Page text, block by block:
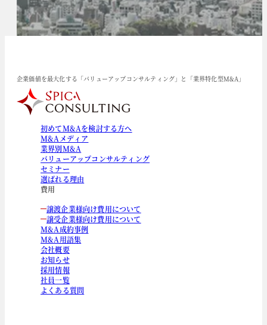
企業価値を最大化する「バリューアップコンサルティング」と「業界特化型M&A」
初めてM&Aを検討する方へ
M&Aメディア
業界別M&A
バリューアップコンサルティング
セミナー
選ばれる理由
費用
譲渡企業様向け費用について
譲受企業様向け費用について
M&A成約事例
M&A用語集
会社概要
お知らせ
採用情報
社員一覧
よくある質問